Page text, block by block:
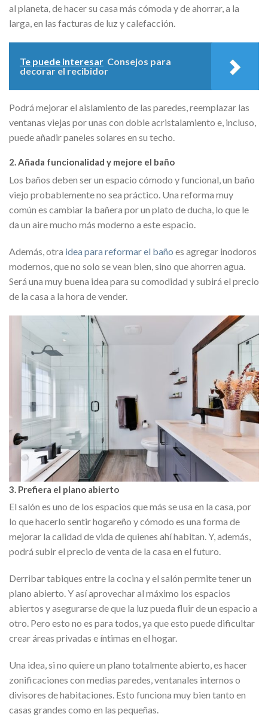
al planeta, de hacer su casa más cómoda y de ahorrar, a la
larga, en las facturas de luz y calefacción.
Te puede interesar Consejos para
decorar el recibidor
Podrá mejorar el aislamiento de las paredes, reemplazar las
ventanas viejas por unas con doble acristalamiento e, incluso,
puede añadir paneles solares en su techo.
2. Añada funcionalidad y mejore el baño
Los baños deben ser un espacio cómodo y funcional, un baño
viejo probablemente no sea práctico. Una reforma muy
común es cambiar la bañera por un plato de ducha, lo que le
da un aire mucho más moderno a este espacio.
Además, otra idea para reformar el baño es agregar inodoros
modernos, que no solo se vean bien, sino que ahorren agua.
Será una muy buena idea para su comodidad y subirá el precio
de la casa a la hora de vender.
3. Prefiera el plano abierto
El salón es uno de los espacios que más se usa en la casa, por
lo que hacerlo sentir hogareño y cómodo es una forma de
mejorar la calidad de vida de quienes ahí habitan. Y, además,
podrá subir el precio de venta de la casa en el futuro.
Derribar tabiques entre la cocina y el salón permite tener un
plano abierto. Y así aprovechar al máximo los espacios
abiertos y asegurarse de que la luz pueda fluir de un espacio a
otro. Pero esto no es para todos, ya que esto puede dificultar
crear áreas privadas e íntimas en el hogar.
Una idea, si no quiere un plano totalmente abierto, es hacer
zonificaciones con medias paredes, ventanales internos o
divisores de habitaciones. Esto funciona muy bien tanto en
casas grandes como en las pequeñas.